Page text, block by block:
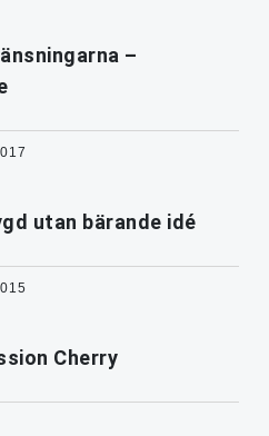
–
utan bärande idé
Cherry